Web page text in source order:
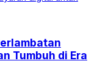
Tumbuh di Era